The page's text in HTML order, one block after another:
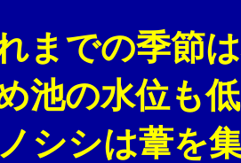
の季節は
池の水位も
シシは葦を